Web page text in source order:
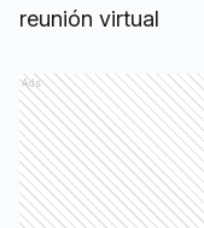
reunión virtual
Ads